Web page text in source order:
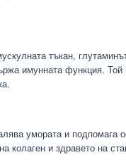
тъкан,
имунната функция. Той
умората и подпомага
колаген и здравето на